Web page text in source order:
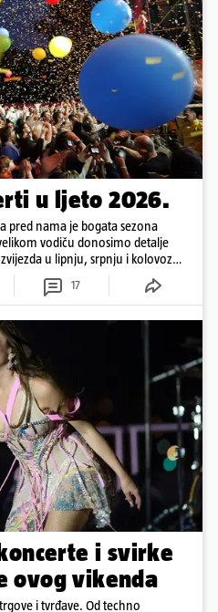
u ljeto 2026.
pred nama je bogata sezona
vodiču donosimo detalje
u lipnju, srpnju i kolovozu
17
i svirke
ovog vikenda
i tvrđave. Od techno